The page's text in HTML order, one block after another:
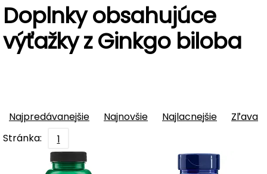
Doplnky obsahujúce
výťažky z Ginkgo biloba
Najpredávanejšie Najnovšie Najlacnejšie
Zľava
Stránka:
1